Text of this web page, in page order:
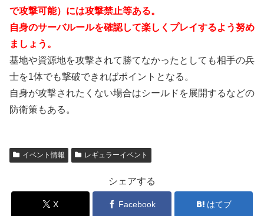
で攻撃可能）には攻撃禁止等ある。
自身のサーバルールを確認して楽しくプレイするよう努め
ましょう。
基地や資源地を攻撃されて勝てなかったとしても相手の兵
士を1体でも撃破できればポイントとなる。
自身が攻撃されたくない場合はシールドを展開するなどの
防衛策もある。
イベント情報 レギュラーイベント
シェアする
X Facebook はてブ